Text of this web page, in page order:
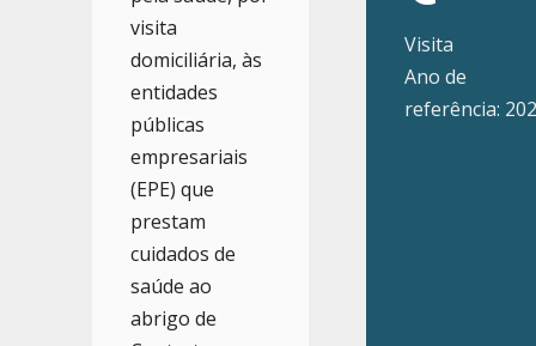
visita
domiciliária, às
entidades
públicas
empresariais
(EPE) que
prestam
cuidados de
saúde ao
abrigo de
Visita
Ano de
referência: